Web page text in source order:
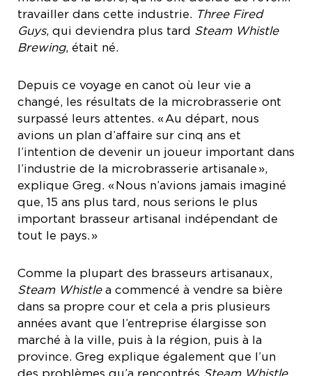
travailler dans cette industrie. Three Fired
Guys, qui deviendra plus tard Steam Whistle
Brewing, était né.
Depuis ce voyage en canot où leur vie a
changé, les résultats de la microbrasserie ont
surpassé leurs attentes. « Au départ, nous
avions un plan d’affaire sur cinq ans et
l’intention de devenir un joueur important dans
l’industrie de la microbrasserie artisanale »,
explique Greg. « Nous n’avions jamais imaginé
que, 15 ans plus tard, nous serions le plus
important brasseur artisanal indépendant de
tout le pays. »
Comme la plupart des brasseurs artisanaux,
Steam Whistlea commencé à vendre sa bière
dans sa propre cour et cela a pris plusieurs
années avant que l’entreprise élargisse son
marché à la ville, puis à la région, puis à la
province. Greg explique également que l’un